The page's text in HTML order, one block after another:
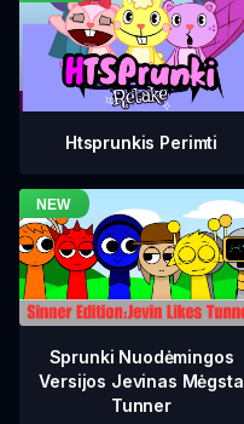
Htsprunkis Perimti
Sprunki Nuodėmingos
Versijos Jevinas Mėgsta
Tunner